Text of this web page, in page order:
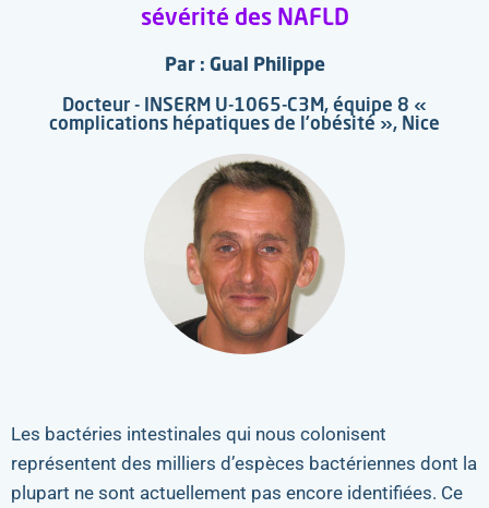
sévérité des NAFLD
Par : Gual Philippe
Docteur - INSERM U-1065-C3M, équipe 8 «
complications hépatiques de l’obésité », Nice
Les bactéries intestinales qui nous colonisent
représentent des milliers d’espèces bactériennes dont la
plupart ne sont actuellement pas encore identifiées. Ce